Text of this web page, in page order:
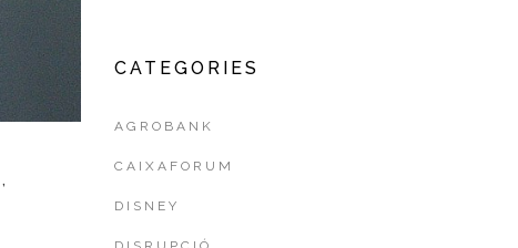
,
CATEGORIES
AGROBANK
CAIXAFORUM
DISNEY